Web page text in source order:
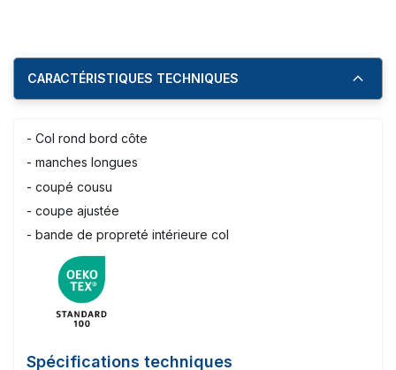
CARACTÉRISTIQUES TECHNIQUES
- Col rond bord côte
- manches longues
- coupé cousu
- coupe ajustée
- bande de propreté intérieure col
Spécifications techniques